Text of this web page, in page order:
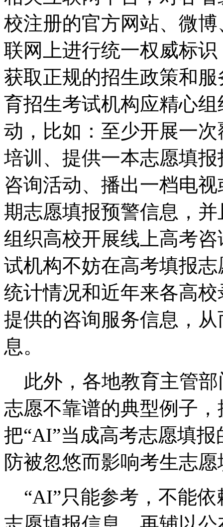
校注册的官方网站、微
联网上进行统一权威标
获取正规的招生政策和
育招生考试机构应精心
动，比如：至少开展一
培训、提供一本志愿填
咨询活动、播出一档电
期志愿填报预警信息，
组织高校开展线上高考
试机构不妨在高考填报
统计情况和近年来各高
提供的咨询服务信息，
息。
此外，各地教育主管部
志愿不靠谱的典型例子
把“AI”当成高考志愿填
防被忽悠而影响考生志
“AI”只能参考，不能依